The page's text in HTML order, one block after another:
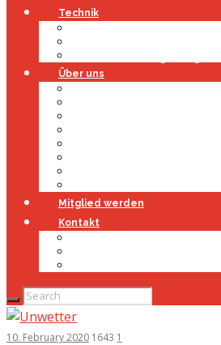
Technik
Über uns
Mitglied werden
Kontakt
10. February 2020 1643 1